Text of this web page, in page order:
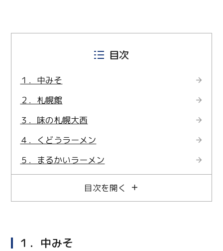
目次
１．中みそ
２．札幌館
３．味の札幌大西
４．くどうラーメン
５．まるかいラーメン
目次を開く
１．中みそ